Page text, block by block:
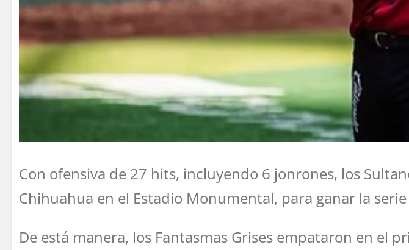
Con ofensiva de 27 hits, incluyendo 6 jonrones, los
Chihuahua en el Estadio Monumental, para ganar la
De está manera, los Fantasmas Grises empataron en el